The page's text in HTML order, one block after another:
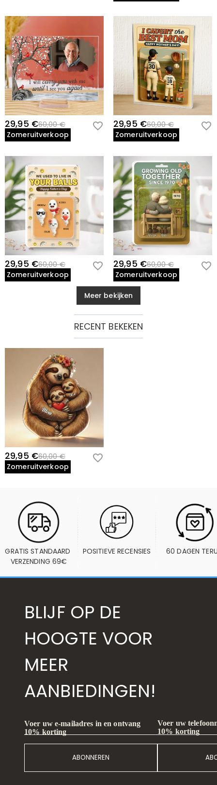
29,95 €60,00 €
Zomeruitverkoop
29,95 €60,00 €
Zomeruitverkoop
29,95 €60,00 €
Zomeruitverkoop
29,95 €60,00 €
Zomeruitverkoop
Meer bekijken
RECENT BEKEKEN
29,95 €60,00 €
Zomeruitverkoop
GRATIS STANDAARD
VERZENDING 69€
POSITIEVE RECENSIES 60 DAGEN
BLIJF OP DE
HOOGTE VOOR
MEER
AANBIEDINGEN!
Voer uw e-mailadres in en ontvang
10% korting
ABONNEREN
Voer uw
10% korting